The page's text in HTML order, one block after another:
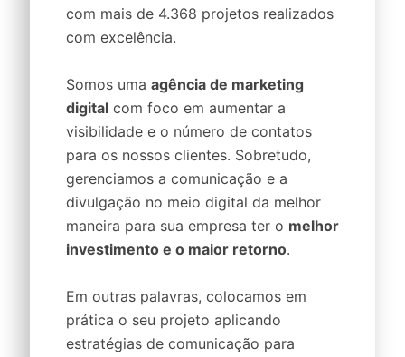
com mais de 4.368 projetos realizados
com excelência.
Somos uma agência de marketing
digital com foco em aumentar a
visibilidade e o número de contatos
para os nossos clientes. Sobretudo,
gerenciamos a comunicação e a
divulgação no meio digital da melhor
maneira para sua empresa ter o melhor
investimento e o maior retorno.
Em outras palavras, colocamos em
prática o seu projeto aplicando
estratégias de comunicação para